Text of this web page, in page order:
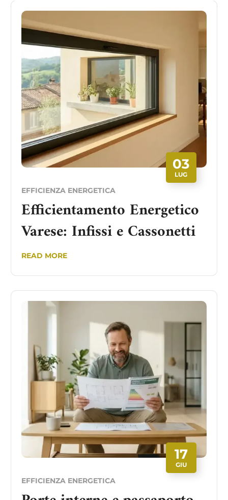
03
LUG
EFFICIENZA ENERGETICA
Efficientamento Energetico
Varese: Infissi e Cassonetti
READ MORE
17
GIU
EFFICIENZA ENERGETICA